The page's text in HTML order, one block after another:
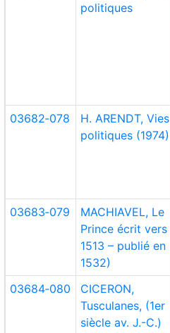
politiques
03682‑078
H. ARENDT, Vies
politiques (1974)
03683‑079
MACHIAVEL, Le
Prince écrit vers
1513 – publié en
1532)
03684‑080
CICERON,
Tusculanes, (1er
siècle av. J.-C.)